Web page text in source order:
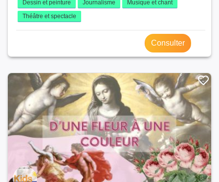
Dessin et peinture
Journalisme
Musique et chant
Théâtre et spectacle
Consulter